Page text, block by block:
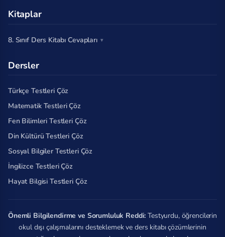
Kitaplar
8. Sınıf Ders Kitabı Cevapları
Dersler
Türkçe Testleri Çöz
Matematik Testleri Çöz
Fen Bilimleri Testleri Çöz
Din Kültürü Testleri Çöz
Sosyal Bilgiler Testleri Çöz
İngilizce Testleri Çöz
Hayat Bilgisi Testleri Çöz
Önemli Bilgilendirme ve Sorumluluk Reddi: Testyurdu, öğrencilerin
okul dışı çalışmalarını desteklemek ve ders kitabı çözümlerinin